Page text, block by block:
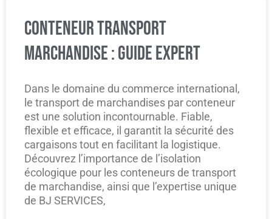
CONTENEUR TRANSPORT
MARCHANDISE : GUIDE EXPERT
Dans le domaine du commerce international,
le transport de marchandises par conteneur
est une solution incontournable. Fiable,
flexible et efficace, il garantit la sécurité des
cargaisons tout en facilitant la logistique.
Découvrez l’importance de l’isolation
écologique pour les conteneurs de transport
de marchandise, ainsi que l’expertise unique
de BJ SERVICES,